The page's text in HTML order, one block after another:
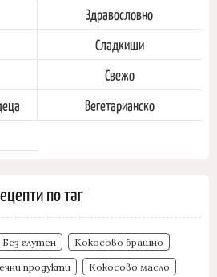
Здравословно
Сладкиши
Свежо
Вегетарианско
по таг
Без глутен Кокосово брашно
продукти Кокосово масло